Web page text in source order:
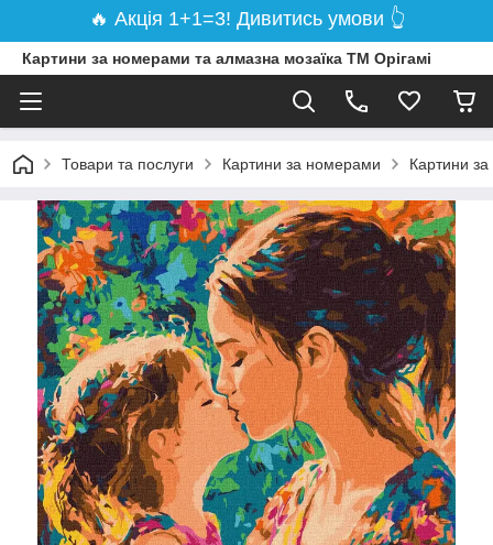
🔥 Акція 1+1=3! Дивитись умови 👆
Картини за номерами та алмазна мозаїка ТМ Орігамі
Товари та послуги Картини за номерами Картини